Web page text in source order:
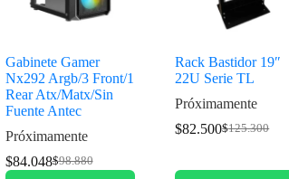
Gabinete Gamer
Nx292 Argb/3 Front/1
Rear Atx/Matx/Sin
Fuente Antec
Próximamente
$98.880
$84.048
Rack Bastidor 19″
22U Serie TL
Próximamente
$125.300
$82.500